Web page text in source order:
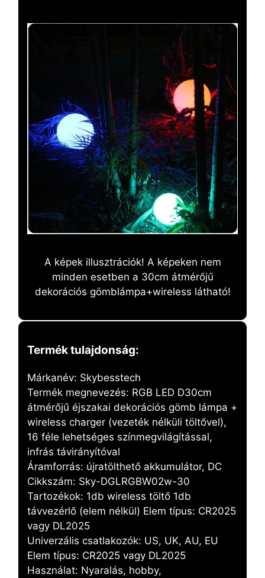
A képek illusztrációk! A képeken nem
minden esetben a 30cm átmérőjű
dekorációs gömblámpa+wireless látható!
Termék tulajdonság:
Márkanév: Skybesstech
Termék megnevezés: RGB LED D30cm
átmérőjű éjszakai dekorációs gömb lámpa +
wireless charger (vezeték nélküli töltővel),
16 féle lehetséges színmegvilágítással,
infrás távirányítóval
Áramforrás: újratölthető akkumulátor, DC
Cikkszám: Sky-DGLRGBW02w-30
Tartozékok: 1db wireless töltő 1db
távvezérlő (elem nélkül) Elem típus: CR2025
vagy DL2025
Univerzális csatlakozók: US, UK, AU, EU
Elem típus: CR2025 vagy DL2025
Használat: Nyaralás, hobby,